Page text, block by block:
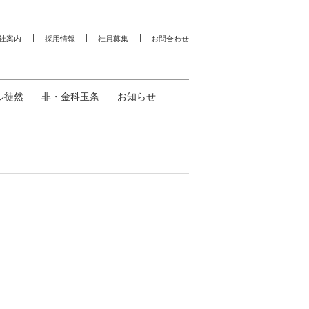
案内 採用情報 社員募集 お問合わせ
徒然 非・金科玉条 お知らせ